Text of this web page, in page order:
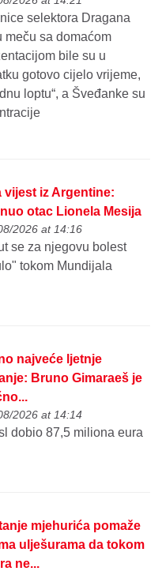
selektora Dragana
meču sa domaćom
bile su u
gotovo cijelo vrijeme,
loptu“, a Šveđanke su
vijest iz Argentine:
otac Lionela Mesija
2026 at 14:16
se za njegovu bolest
tokom Mundijala
najveće ljetnje
Bruno Gimaraeš je
2026 at 14:14
dobio 87,5 miliona eura
mjehurića pomaže
ulješurama da tokom
ne...